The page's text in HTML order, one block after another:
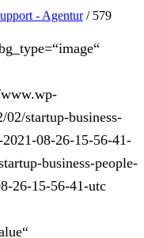
- Agentur / 579
02/startup-business-
08-26-15-56-41-
business-people-
26-15-56-41-utc